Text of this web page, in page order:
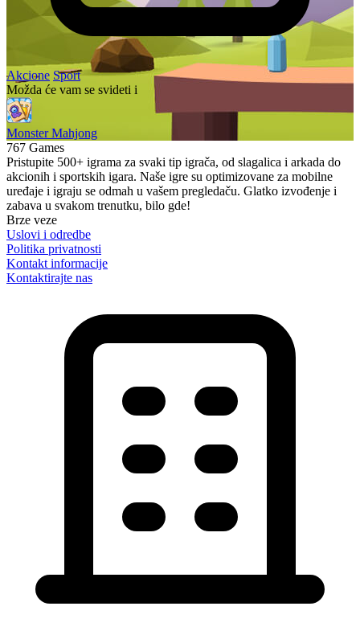
Akcione Sport
Možda će vam se svideti i
Monster Mahjong
767 Games
Pristupite 500+ igrama za svaki tip igrača, od slagalica i arkada do
akcionih i sportskih igara. Naše igre su optimizovane za mobilne
uređaje i igraju se odmah u vašem pregledaču. Glatko izvođenje i
zabava u svakom trenutku, bilo gde!
Brze veze
Uslovi i odredbe
Politika privatnosti
Kontakt informacije
Kontaktirajte nas